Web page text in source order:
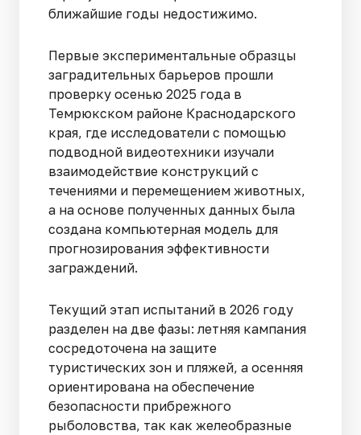
ближайшие годы недостижимо.
Первые экспериментальные образцы
заградительных барьеров прошли
проверку осенью 2025 года в
Темрюкском районе Краснодарского
края, где исследователи с помощью
подводной видеотехники изучали
взаимодействие конструкций с
течениями и перемещением животных,
а на основе полученных данных была
создана компьютерная модель для
прогнозирования эффективности
заграждений.
Текущий этап испытаний в 2026 году
разделен на две фазы: летняя кампания
сосредоточена на защите
туристических зон и пляжей, а осенняя
ориентирована на обеспечение
безопасности прибрежного
рыболовства, так как желеобразные